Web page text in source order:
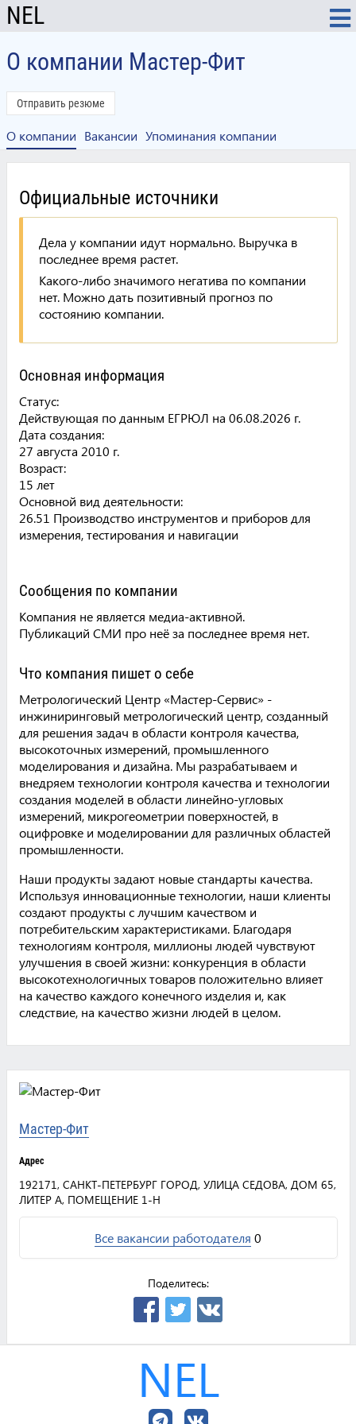
NEL
О компании Мастер-Фит
Отправить резюме
О компании Вакансии Упоминания компании
Официальные источники
Дела у компании идут нормально. Выручка в
последнее время растет.
Какого-либо значимого негатива по компании
нет. Можно дать позитивный прогноз по
состоянию компании.
Основная информация
Статус:
Действующая по данным ЕГРЮЛ на 06.08.2026 г.
Дата создания:
27 августа 2010 г.
Возраст:
15 лет
Основной вид деятельности:
26.51 Производство инструментов и приборов для
измерения, тестирования и навигации
Сообщения по компании
Компания не является медиа-активной.
Публикаций СМИ про неё за последнее время нет.
Что компания пишет о себе
Метрологический Центр «Мастер-Сервис» -
инжиниринговый метрологический центр, созданный
для решения задач в области контроля качества,
высокоточных измерений, промышленного
моделирования и дизайна. Мы разрабатываем и
внедряем технологии контроля качества и технологии
создания моделей в области линейно-угловых
измерений, микрогеометрии поверхностей, в
оцифровке и моделировании для различных областей
промышленности.
Наши продукты задают новые стандарты качества.
Используя инновационные технологии, наши клиенты
создают продукты с лучшим качеством и
потребительским характеристиками. Благодаря
технологиям контроля, миллионы людей чувствуют
улучшения в своей жизни: конкуренция в области
высокотехнологичных товаров положительно влияет
на качество каждого конечного изделия и, как
следствие, на качество жизни людей в целом.
Мастер-Фит
Адрес
192171, САНКТ-ПЕТЕРБУРГ ГОРОД, УЛИЦА СЕДОВА, ДОМ 65,
ЛИТЕР А, ПОМЕЩЕНИЕ 1-Н
Все вакансии работодателя 0
Поделитесь:
NEL